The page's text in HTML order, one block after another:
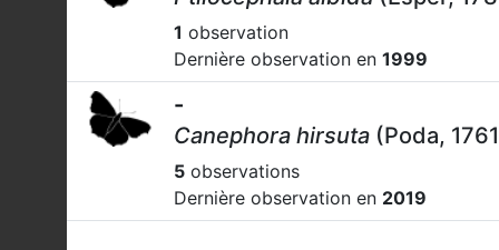
1 observation
Dernière observation en 1999
-
Canephora hirsuta (Poda,
5 observations
Dernière observation en 2019